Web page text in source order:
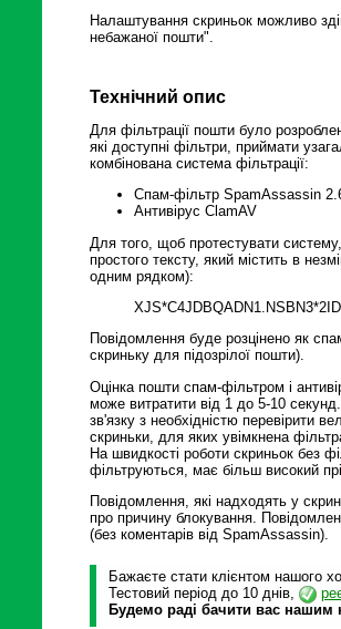
Налаштування скриньок можливо
небажаної пошти".
Технічний опис
Для фільтрації пошти було
які доступні фільтри, приймати
комбінована система фільтрації:
Спам-фільтр SpamAssassin
Антивірус ClamAV
Для того, щоб протестувати
простого тексту, який містить в
одним рядком):
Повідомлення буде розцінено як
скриньку для підозрілої пошти).
Оцінка пошти спам-фільтром і
може витратити від 1 до 5-10
зв'язку з необхідністю перевірити
скриньки, для яких увімкнена
На швидкості роботи скриньок без
фільтруються, має більш високий
Повідомлення, які надходять у
про причину блокування.
(без коментарів від SpamAssassin).
Бажаєте стати клієнтом нашого
Тестовий період до 10 днів,
Будемо раді бачити вас нашим